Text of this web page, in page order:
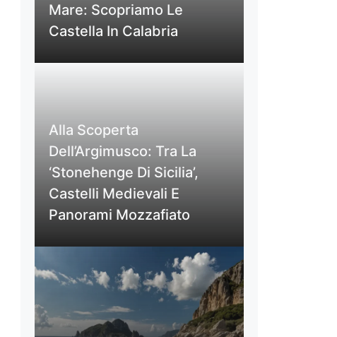
Mare: Scopriamo Le
Castella In Calabria
Alla Scoperta
Dell’Argimusco: Tra La
‘Stonehenge Di Sicilia’,
Castelli Medievali E
Panorami Mozzafiato